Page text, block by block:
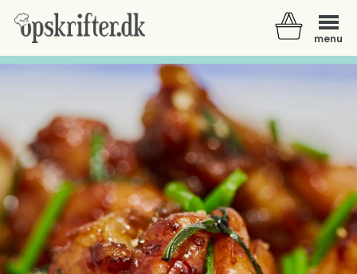
menu
Der er ingen varer i din kurv.